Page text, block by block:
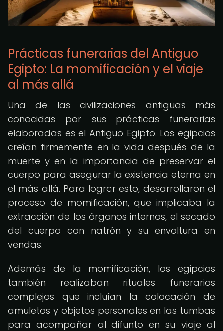
Prácticas funerarias del Antiguo
Egipto: La momificación y el viaje
al más allá
Una de las civilizaciones antiguas más
conocidas por sus prácticas funerarias
elaboradas es el Antiguo Egipto. Los egipcios
creían firmemente en la vida después de la
muerte y en la importancia de preservar el
cuerpo para asegurar la existencia eterna en
el más allá. Para lograr esto, desarrollaron el
proceso de momificación, que implicaba la
extracción de los órganos internos, el secado
del cuerpo con natrón y su envoltura en
vendas.
Además de la momificación, los egipcios
también realizaban rituales funerarios
complejos que incluían la colocación de
amuletos y objetos personales en las tumbas
para acompañar al difunto en su viaje al